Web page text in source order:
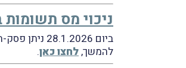
ניכוי מס
ביום 28.1.2026 ניתן פסק-הדין של בית-המשפט המחוזי בירושלים בעניין
להמשך,לחצו כאן.